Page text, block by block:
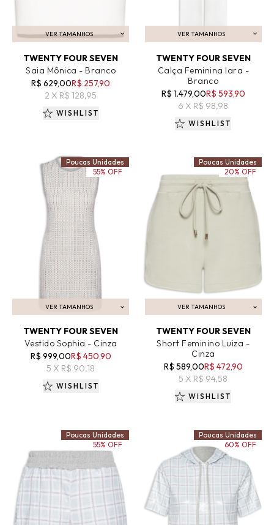
VER TAMANHOS
ADICIONAR AO CARRINHO
TWENTY FOUR SEVEN
Saia Mônica - Branco
R$ 629,00R$ 257,90
2 X R$ 128,95
WISHLIST
VER TAMANHOS
ADICIONAR AO CARRINHO
TWENTY FOUR SEVEN
Calça Feminina Iara -
Branco
R$ 1.479,00R$ 593,90
6 X R$ 98,98
WISHLIST
VER TAMANHOS
ADICIONAR AO CARRINHO
TWENTY FOUR SEVEN
Vestido Sophia - Cinza
R$ 999,00R$ 450,90
5 X R$ 90,18
Poucas Unidades
55% OFF
WISHLIST
VER TAMANHOS
ADICIONAR AO CARRINHO
TWENTY FOUR SEVEN
Short Feminino Luiza -
Cinza
R$ 589,00R$ 472,90
5 X R$ 94,58
Poucas Unidades
20% OFF
WISHLIST
Poucas Unidades
55% OFF
Poucas Unidades
60% OFF